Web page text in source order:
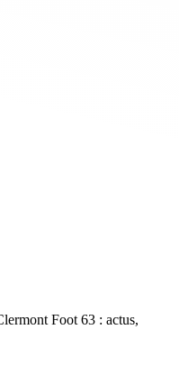
Foot 63 : actus,